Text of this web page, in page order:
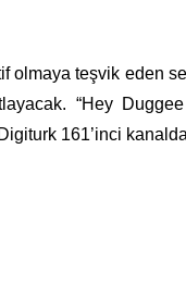
olmaya teşvik eden
“Hey
161’inci